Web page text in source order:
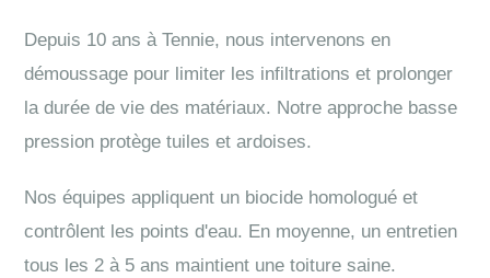
Depuis 10 ans à Tennie, nous intervenons en
démoussage pour limiter les infiltrations et prolonger
la durée de vie des matériaux. Notre approche basse
pression protège tuiles et ardoises.
Nos équipes appliquent un biocide homologué et
contrôlent les points d'eau. En moyenne, un entretien
tous les 2 à 5 ans maintient une toiture saine.